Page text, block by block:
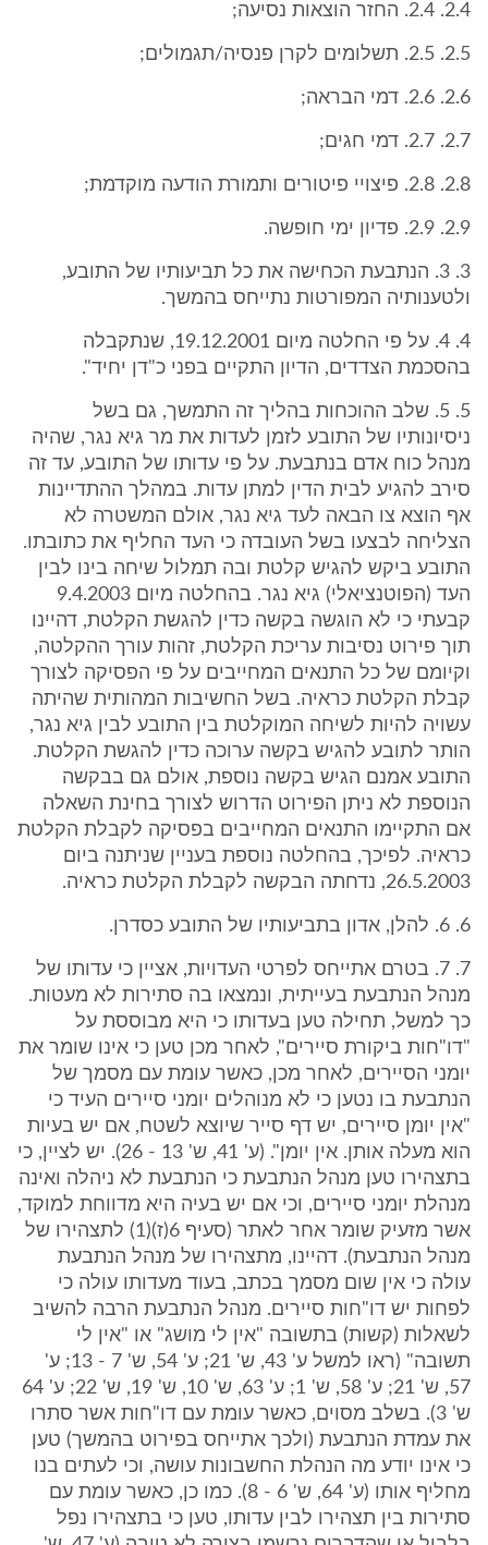
2.4. 2.4. החזר הוצאות נסיעה;
2.5. 2.5. תשלומים לקרן פנסיה/תגמולים;
2.6. 2.6. דמי הבראה;
2.7. 2.7. דמי חגים;
2.8. 2.8. פיצויי פיטורים ותמורת הודעה מוקדמת;
2.9. 2.9. פדיון ימי חופשה.
3. 3. הנתבעת הכחישה את כל תביעותיו של התובע,
ולטענותיה המפורטות נתייחס בהמשך.
4. 4. על פי החלטה מיום 19.12.2001, שנתקבלה
בהסכמת הצדדים, הדיון התקיים בפני כ"דן יחיד".
5. 5. שלב ההוכחות בהליך זה התמשך, גם בשל
ניסיונותיו של התובע לזמן לעדות את מר גיא נגר, שהיה
מנהל כוח אדם בנתבעת. על פי עדותו של התובע, עד זה
סירב להגיע לבית הדין למתן עדות. במהלך ההתדיינות
אף הוצא צו הבאה לעד גיא נגר, אולם המשטרה לא
הצליחה לבצעו בשל העובדה כי העד החליף את כתובתו.
התובע ביקש להגיש קלטת ובה תמלול שיחה בינו לבין
העד (הפוטנציאלי) גיא נגר. בהחלטה מיום 9.4.2003
קבעתי כי לא הוגשה בקשה כדין להגשת הקלטת, דהיינו
תוך פירוט נסיבות עריכת הקלטת, זהות עורך ההקלטה,
וקיומם של כל התנאים המחייבים על פי הפסיקה לצורך
קבלת הקלטת כראיה. בשל החשיבות המהותית שהיתה
עשויה להיות לשיחה המוקלטת בין התובע לבין גיא נגר,
הותר לתובע להגיש בקשה ערוכה כדין להגשת הקלטת.
התובע אמנם הגיש בקשה נוספת, אולם גם בבקשה
הנוספת לא ניתן הפירוט הדרוש לצורך בחינת השאלה
אם התקיימו התנאים המחייבים בפסיקה לקבלת הקלטת
כראיה. לפיכך, בהחלטה נוספת בעניין שניתנה ביום
26.5.2003, נדחתה הבקשה לקבלת הקלטת כראיה.
6. 6. להלן, אדון בתביעותיו של התובע כסדרן.
7. 7. בטרם אתייחס לפרטי העדויות, אציין כי עדותו של
מנהל הנתבעת בעייתית, ונמצאו בה סתירות לא מעטות.
כך למשל, תחילה טען בעדותו כי היא מבוססת על
"דו"חות ביקורת סיירים", לאחר מכן טען כי אינו שומר את
יומני הסיירים, לאחר מכן, כאשר עומת עם מסמך של
הנתבעת בו נטען כי לא מנוהלים יומני סיירים העיד כי
"אין יומן סיירים, יש דף סייר שיוצא לשטח, אם יש בעיות
הוא מעלה אותן. אין יומן". (ע' 41, ש' 13 - 26). יש לציין, כי
בתצהירו טען מנהל הנתבעת כי הנתבעת לא ניהלה ואינה
מנהלת יומני סיירים, וכי אם יש בעיה היא מדווחת למוקד,
אשר מזעיק שומר אחר לאתר (סעיף 6(ז)(1) לתצהירו של
מנהל הנתבעת). דהיינו, מתצהירו של מנהל הנתבעת
עולה כי אין שום מסמך בכתב, בעוד מעדותו עולה כי
לפחות יש דו"חות סיירים. מנהל הנתבעת הרבה להשיב
לשאלות (קשות) בתשובה "אין לי מושג" או "אין לי
תשובה" (ראו למשל ע' 43, ש' 21; ע' 54, ש' 7 - 13; ע'
57, ש' 21; ע' 58, ש' 1; ע' 63, ש' 10, ש' 19, ש' 22; ע' 64
ש' 3). בשלב מסוים, כאשר עומת עם דו"חות אשר סתרו
את עמדת הנתבעת (ולכך אתייחס בפירוט בהמשך) טען
כי אינו יודע מה הנהלת החשבונות עושה, וכי לעתים בנו
מחליף אותו (ע' 64, ש' 6 - 8). כמו כן, כאשר עומת עם
סתירות בין תצהירו לבין עדותו, טען כי בתצהירו נפל